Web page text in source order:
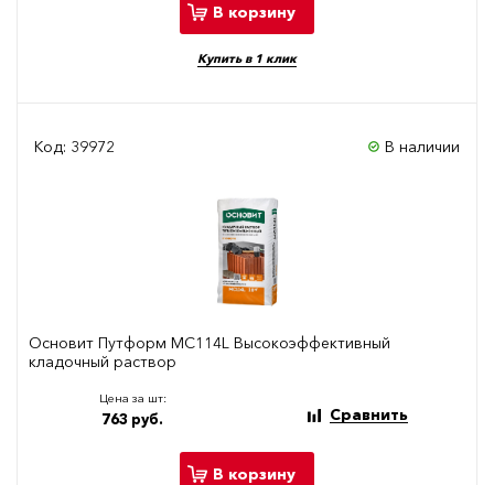
В корзину
Купить в 1 клик
Код: 39972 В наличии
Основит Путформ МС114L Высокоэффективный
кладочный раствор
Цена за шт:
763 руб. Сравнить
В корзину